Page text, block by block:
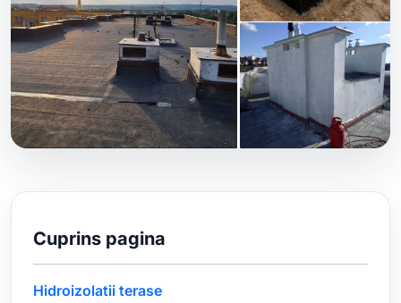
Cuprins pagina
Hidroizolatii terase